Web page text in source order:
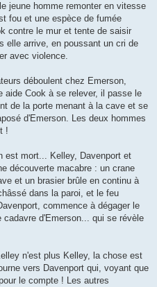
jeune homme remonter en vitesse
fou et une espèce de fumée
contre le mur et tente de saisir
elle arrive, en poussant un cri de
avec violence.
déboulent chez Emerson,
aide Cook à se relever, il passe le
de la porte menant à la cave et se
d'Emerson. Les deux hommes
!
est mort... Kelley, Davenport et
découverte macabre : un crane
et un brasier brûle en continu à
dans la paroi, et le feu
commence à dégager le
d'Emerson... qui se révèle
n'est plus Kelley, la chose est
vers Davenport qui, voyant que
le compte ! Les autres